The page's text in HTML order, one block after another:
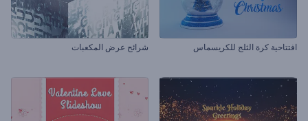
افتتاحية كرة الثلج للكريسماس شرائح عرض المكعبات